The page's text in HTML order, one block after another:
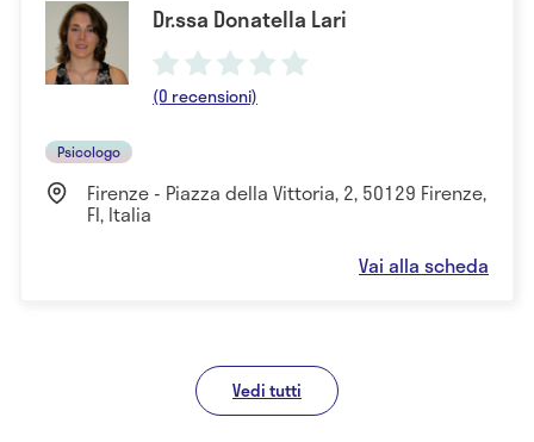
Dr.ssa Donatella Lari
(0 recensioni)
Psicologo
Firenze - Piazza della Vittoria, 2, 50129 Firenze,
FI, Italia
Vai alla scheda
Vedi tutti